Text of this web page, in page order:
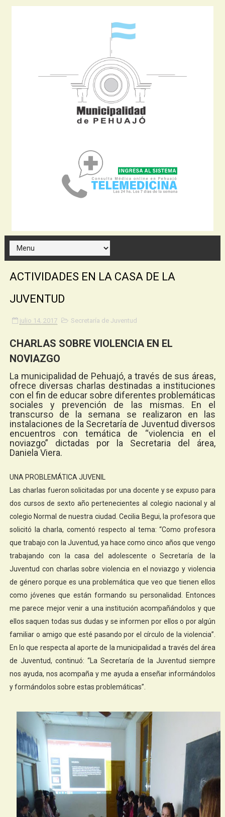
ACTIVIDADES EN LA CASA DE LA
JUVENTUD
julio 14, 2017 Secretaría de Juventud
CHARLAS SOBRE VIOLENCIA EN EL
NOVIAZGO
La municipalidad de Pehuajó, a través de sus áreas,
ofrece diversas charlas destinadas a instituciones
con el fin de educar sobre diferentes problemáticas
sociales y prevención de las mismas. En el
transcurso de la semana se realizaron en las
instalaciones de la Secretaría de Juventud diversos
encuentros con temática de “violencia en el
noviazgo” dictadas por la Secretaria del área,
Daniela Viera.
UNA PROBLEMÁTICA JUVENIL
Las charlas fueron solicitadas por una docente y se expuso para
dos cursos de sexto año pertenecientes al colegio nacional y al
colegio Normal de nuestra ciudad. Cecilia Begui, la profesora que
solicitó la charla, comentó respecto al tema: “Como profesora
que trabajo con la Juventud, ya hace como cinco años que vengo
trabajando con la casa del adolescente o Secretaría de la
Juventud con charlas sobre violencia en el noviazgo y violencia
de género porque es una problemática que veo que tienen ellos
como jóvenes que están formando su personalidad. Entonces
me parece mejor venir a una institución acompañándolos y que
ellos saquen todas sus dudas y se informen por ellos o por algún
familiar o amigo que esté pasando por el círculo de la violencia”.
En lo que respecta al aporte de la municipalidad a través del área
de Juventud, continuó: “La Secretaría de la Juventud siempre
nos ayuda, nos acompaña y me ayuda a enseñar informándolos
y formándolos sobre estas problemáticas”.